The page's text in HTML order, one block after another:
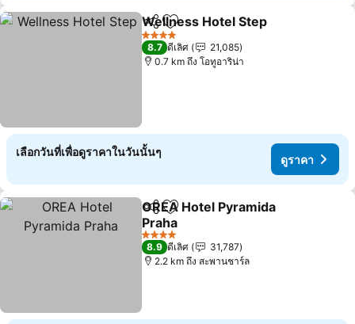
แชร์ เพิ่มในรายการโปรด
Wellness Hotel Step
4 ดาว
8.7 ดีเลิศ
21,085
0.7 km ถึง โอทูอาริน่า
เลือกวันที่เพื่อดูราคาในวันนั้นๆ
ดูราคา
แชร์ เพิ่มในรายการโปรด
OREA Hotel Pyramida
Praha
4 ดาว
8.9 ดีเลิศ
31,787
2.2 km ถึง สะพานชาร์ล